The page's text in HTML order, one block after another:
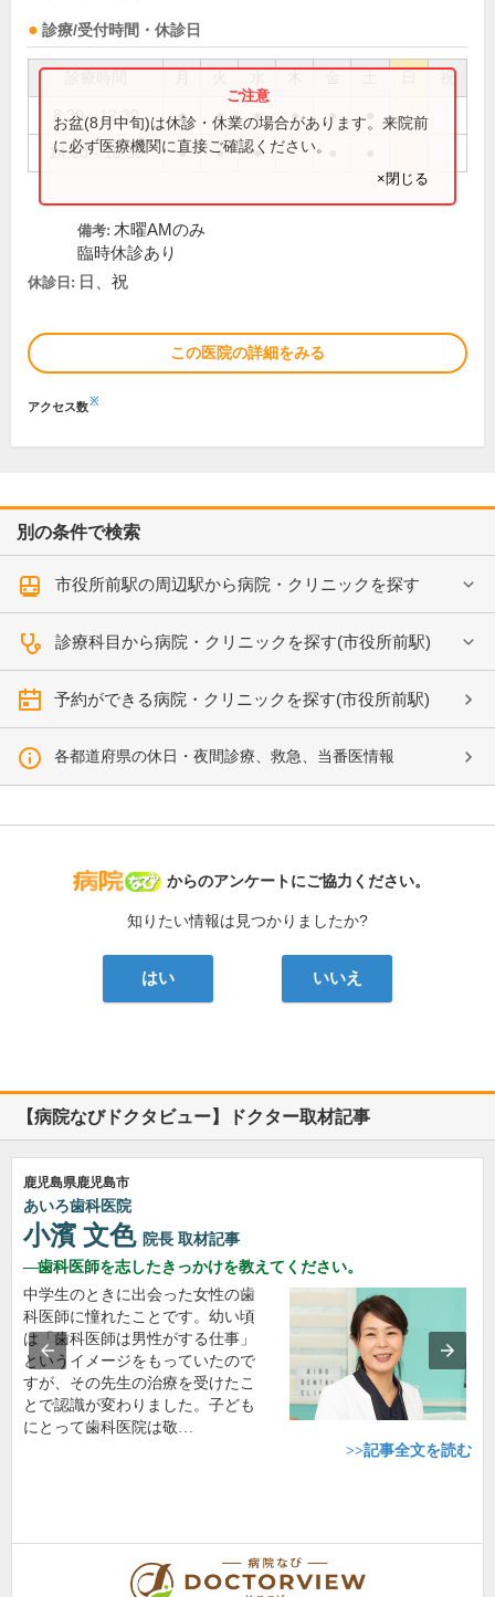
診療/受付時間・休診日
祝
8:30～12:30 ● ● ● ● ●
14:00～18:30 ● ● ●
お盆(8月中旬)は休診・休業の場合があります。来院前
に必ず医療機関に直接ご確認ください。
×閉じる
備考: 木曜AMのみ
臨時休診あり
休診日: 日、祝
この医院の詳細をみる
アクセス数※
別の条件で検索
市役所前駅の周辺駅から病院・クリニックを探す
診療科目から病院・クリニックを探す(市役所前駅)
予約ができる病院・クリニックを探す(市役所前駅)
各都道府県の休日・夜間診療、救急、当番医情報
病院なび
からのアンケートにご協力ください。
知りたい情報は見つかりましたか?
はい いいえ
【病院なびドクタビュー】ドクター取材記事
鹿児島県鹿児島市
あいろ歯科医院
小濱 文色 院長 取材記事
歯科医師を志したきっかけを教えてください。
中学生のときに出会った女性の歯
科医師に憧れたことです。幼い頃
は「歯科医師は男性がする仕事」
というイメージをもっていたので
すが、その先生の治療を受けたこ
とで認識が変わりました。子ども
にとって歯科医院は敬…
>>記事全文を読む